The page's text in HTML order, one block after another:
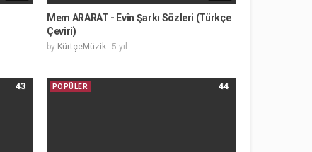
Mem ARARAT - Evîn Şarkı Sözleri (Türkçe
Çeviri)
by KürtçeMüzik 5 yıl
43 44
POPÜLER